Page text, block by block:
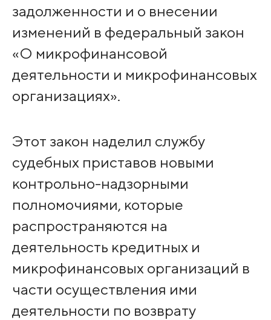
задолженности и о внесении
изменений в федеральный закон
«О микрофинансовой
деятельности и микрофинансовых
организациях».
Этот закон наделил службу
судебных приставов новыми
контрольно-надзорными
полномочиями, которые
распространяются на
деятельность кредитных и
микрофинансовых организаций в
части осуществления ими
деятельности по возврату